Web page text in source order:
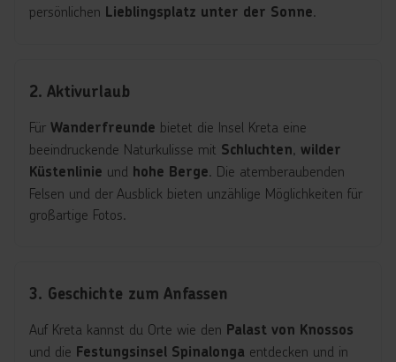
persönlichen Lieblingsplatz unter der Sonne.
2. Aktivurlaub
Für Wanderfreunde bietet die Insel Kreta eine
beeindruckende Naturkulisse mit Schluchten, wilder
Küstenlinie und hohe Berge. Die atemberaubenden
Felsen und der Ausblick bieten unzählige Möglichkeiten für
großartige Fotos.
3. Geschichte zum Anfassen
Auf Kreta kannst du Orte wie den Palast von Knossos
und die Festungsinsel Spinalonga entdecken und in